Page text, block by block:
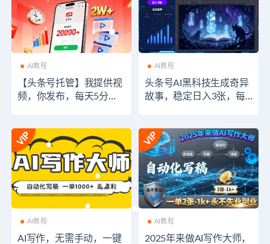
AI教程
【头条号托管】我提供视
频，你发布，每天5分
AI教程
头条号AI黑科技生成奇异
故事，稳定日入3张，每
AI教程
AI写作，无需手动，一键
AI教程
2025年来做AI写作大师，